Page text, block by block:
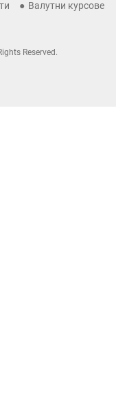
Валутни курсове
Reserved.